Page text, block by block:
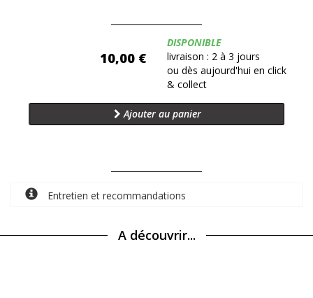
10,00 €
Disponibilité:
DISPONIBLE
livraison : 2 à 3 jours
ou dès aujourd'hui en click
& collect
Ajouter au panier
Entretien et recommandations
A découvrir...